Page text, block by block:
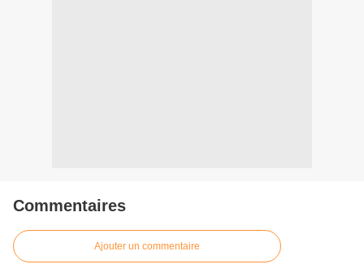
Commentaires
Ajouter un commentaire